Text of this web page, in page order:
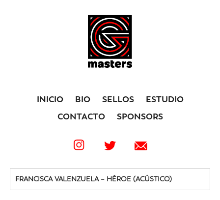
INICIO BIO SELLOS
ESTUDIO
CONTACTO
SPONSORS
FRANCISCA VALENZUELA – HÉROE (ACÚSTICO)